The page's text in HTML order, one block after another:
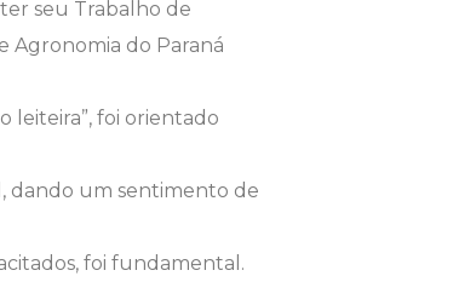
seu Trabalho de
Agronomia do Paraná
leiteira”, foi orientado
dando um sentimento de
foi fundamental.